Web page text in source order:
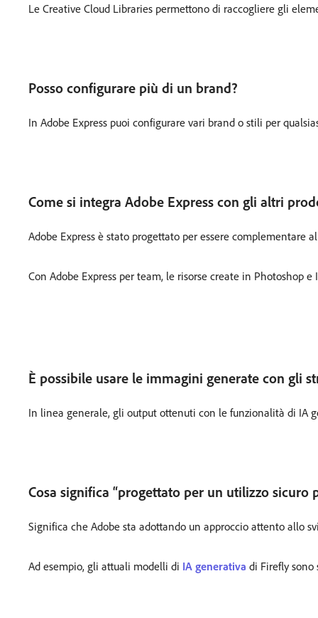
Le Creative Cloud Libraries permettono di raccogliere gli
Posso configurare più di un brand?
In Adobe Express puoi configurare vari brand o stili per
Come si integra Adobe Express con gli altri
Adobe Express è stato progettato per essere complementare
Con Adobe Express per team, le risorse create in Photoshop
È possibile usare le immagini generate con gli
In linea generale, gli output ottenuti con le funzionalità di IA
Cosa significa “progettato per un utilizzo
Significa che Adobe sta adottando un approccio attento allo
Ad esempio, gli attuali modelli di IA generativa di Firefly